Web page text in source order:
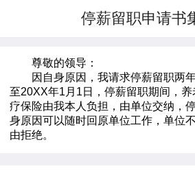
停薪留职申请书
尊敬的领导：
因自身原因，我请求停薪留职两年
至20XX年1月1日，停薪留职期间，
疗保险由我本人负担，由单位交纳，
身原因可以随时回原单位工作，单位
由拒绝。